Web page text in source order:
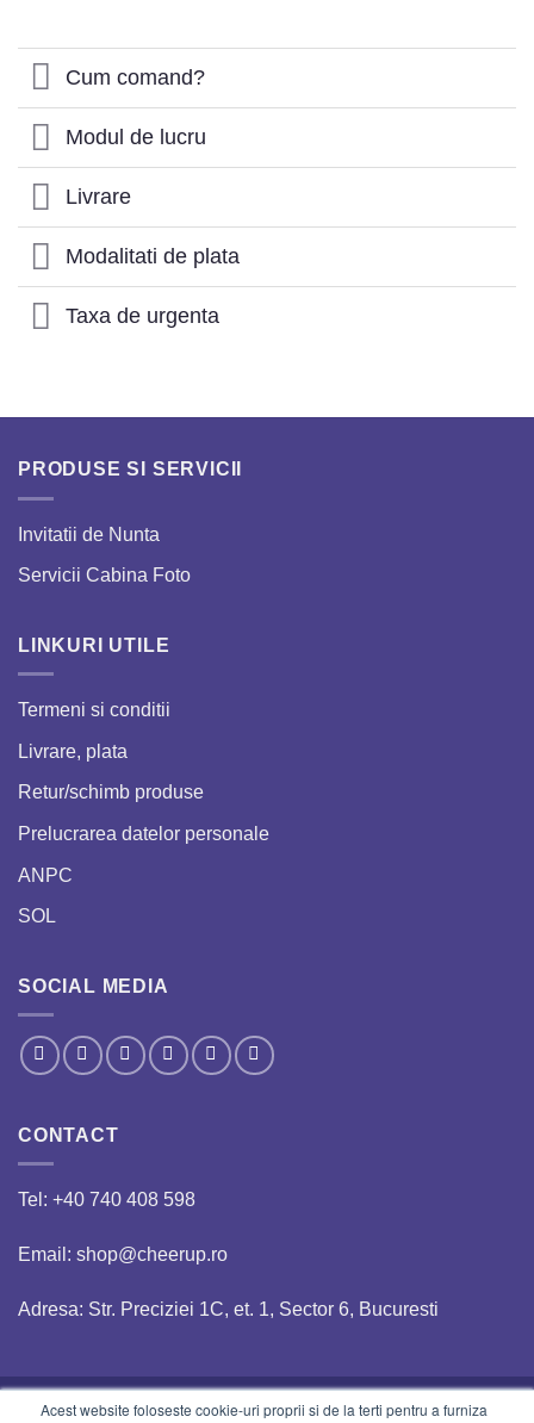
Acest website foloseste cookie-uri proprii si de la terti pentru a furniza
Cum comand?
Modul de lucru
Livrare
Modalitati de plata
Taxa de urgenta
PRODUSE SI SERVICII
Invitatii de Nunta
Servicii Cabina Foto
LINKURI UTILE
Termeni si conditii
Livrare, plata
Retur/schimb produse
Prelucrarea datelor personale
ANPC
SOL
SOCIAL MEDIA
CONTACT
Tel: +40 740 408 598
Email: shop@cheerup.ro
Adresa: Str. Preciziei 1C, et. 1, Sector 6, Bucuresti